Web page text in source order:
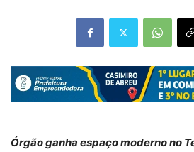
Órgão ganha espaço moderno no